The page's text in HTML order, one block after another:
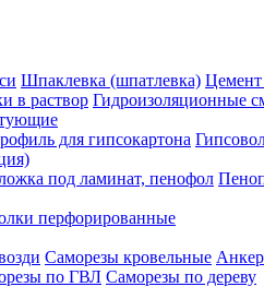
Шпаклевка (шпатлевка) Цемент
в раствор Гидроизоляционные
для гипсокартона
под ламинат, пенофол
перфорированные
Саморезы кровельные
по ГВЛ Саморезы по дереву